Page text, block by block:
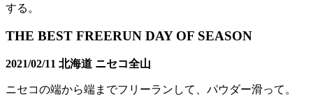
する。
THE BEST FREERUN DAY OF SEASON
2021/02/11 北海道 ニセコ全山
ニセコの端から端までフリーランして、パウダー滑って。